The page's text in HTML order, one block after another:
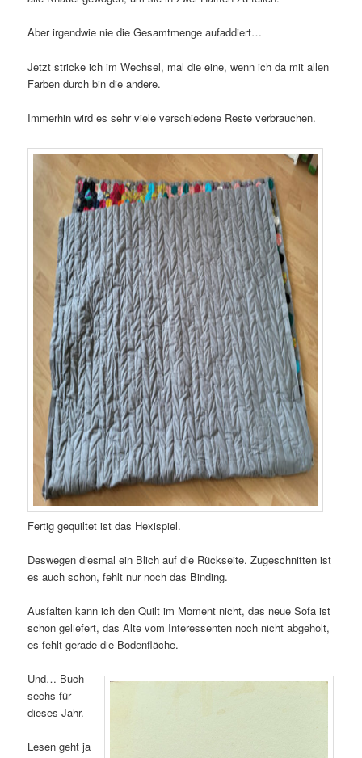
Aber irgendwie nie die Gesamtmenge aufaddiert…
Jetzt stricke ich im Wechsel, mal die eine, wenn ich da mit allen
Farben durch bin die andere.
Immerhin wird es sehr viele verschiedene Reste verbrauchen.
Fertig gequiltet ist das Hexispiel.
Deswegen diesmal ein Blich auf die Rückseite. Zugeschnitten ist
es auch schon, fehlt nur noch das Binding.
Ausfalten kann ich den Quilt im Moment nicht, das neue Sofa ist
schon geliefert, das Alte vom Interessenten noch nicht abgeholt,
es fehlt gerade die Bodenfläche.
Und… Buch
sechs für
dieses Jahr.
Lesen geht ja